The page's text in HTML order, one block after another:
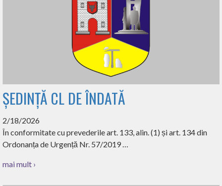
ȘEDINȚĂ CL DE ÎNDATĂ
2/18/2026
În conformitate cu prevederile art. 133, alin. (1) și art. 134 din
Ordonanța de Urgență Nr. 57/2019 …
mai mult ›